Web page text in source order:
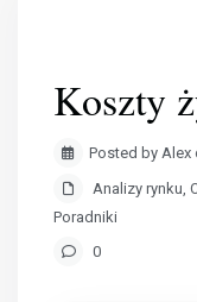
Koszty
Posted by Alex
Analizy rynku,
Poradniki
0